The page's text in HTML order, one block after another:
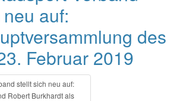
auf:
des
Februar 2019
stellt sich neu auf:
Robert Burkhardt als